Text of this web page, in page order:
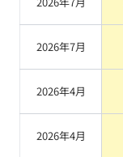
2026年7月
2026年4月
2026年4月